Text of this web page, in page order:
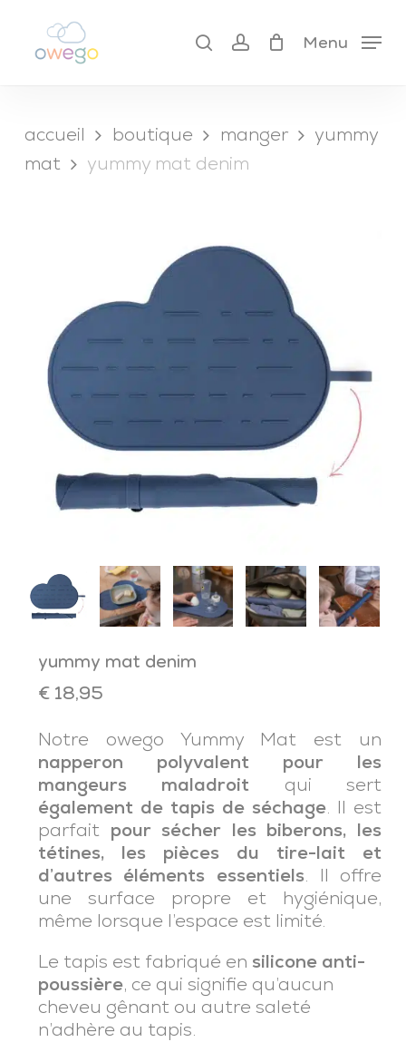
main
searchaccountMenu
cart close
cart
accueil boutique manger
yummy
mat
yummy mat denim
yummy mat denim
€18,95
Notre owego Yummy Mat est un
napperon polyvalent pour les
mangeurs maladroit qui sert
également de tapis de séchage. Il est
parfait pour sécher les biberons, les
tétines, les pièces du tire-lait et
d’autres éléments essentiels. Il offre
une surface propre et hygiénique,
même lorsque l’espace est limité.
Le tapis est fabriqué en silicone anti-
poussière, ce qui signifie qu’aucun
cheveu gênant ou autre saleté
n’adhère au tapis.